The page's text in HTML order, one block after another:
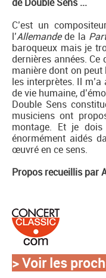
C’est un
l’Allemandede la
baroqueux mais je
dernières années. Ce
manière dont on
les interprètes. Il
de vie humaine,
Double Sens
musiciens ont
montage. Et je
énormément aidés
œuvré en ce sens.
Propos recueillis par
>Voir les